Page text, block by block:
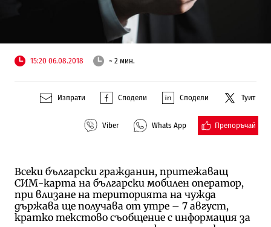
15:20 06.08.2018 ~ 2 мин.
Изпрати Сподели Сподели Туит
Viber Whats App Препоръчай
Всеки български гражданин, притежаващ
СИМ-карта на български мобилен оператор,
при влизане на територията на чужда
държава ще получава от утре – 7 август,
кратко текстово съобщение с информация за